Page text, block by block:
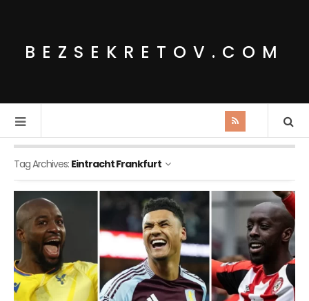
BEZSEKRETOV.COM
Tag Archives: Eintracht Frankfurt